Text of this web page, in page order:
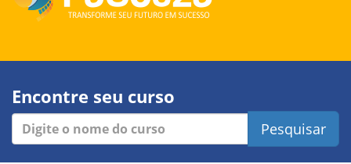
Encontre seu curso
Pesquisar